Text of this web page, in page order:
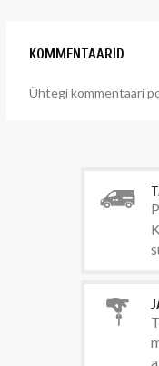
KOMMENTAARID
Ühtegi kommentaari